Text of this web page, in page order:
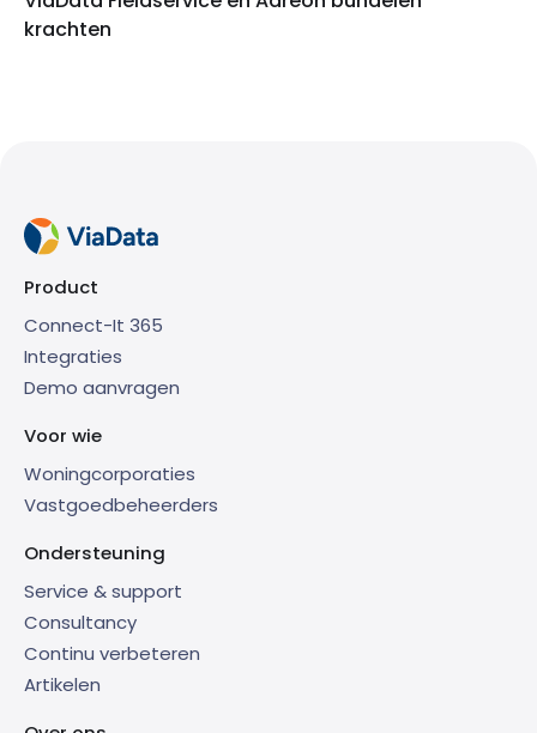
krachten
Product
Connect-It 365
Integraties
Demo aanvragen
Voor wie
Woningcorporaties
Vastgoedbeheerders
Ondersteuning
Service & support
Consultancy
Continu verbeteren
Artikelen